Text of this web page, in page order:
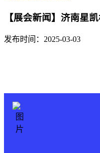
【展会新闻】济南星
发布时间：2025-03-03